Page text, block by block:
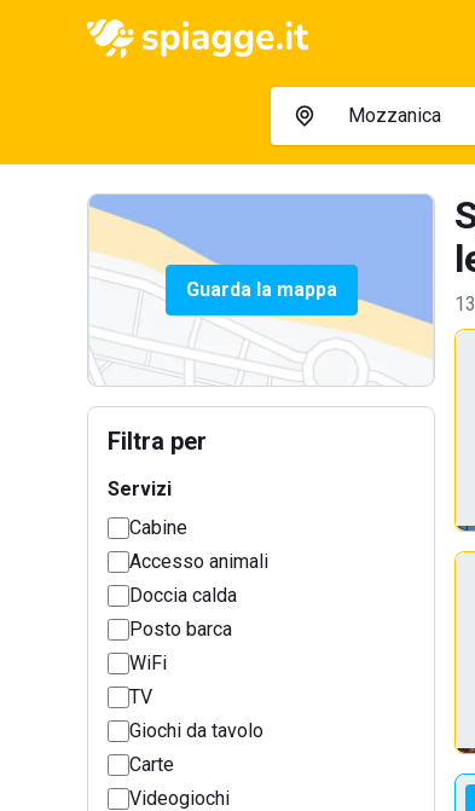
Guarda la mappa
Filtra per
Servizi
Cabine
Accesso animali
Doccia calda
Posto barca
WiFi
TV
Giochi da tavolo
Carte
Videogiochi